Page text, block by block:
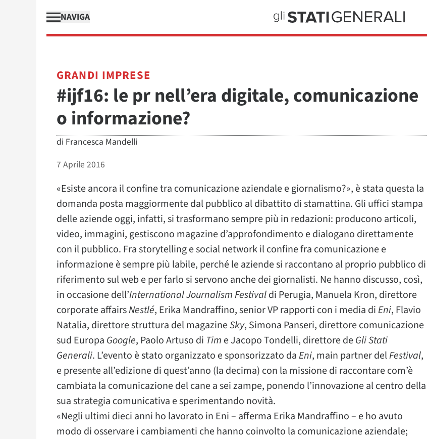
NAVIGA
GRANDI IMPRESE
#ijf16: le pr nell’era digitale, comunicazione
o informazione?
di Francesca Mandelli
7 Aprile 2016
«Esiste ancora il confine tra comunicazione aziendale e giornalismo?», è stata questa la
domanda posta maggiormente dal pubblico al dibattito di stamattina. Gli uffici stampa
delle aziende oggi, infatti, si trasformano sempre più in redazioni: producono articoli,
video, immagini, gestiscono magazine d’approfondimento e dialogano direttamente
con il pubblico. Fra storytelling e social network il confine fra comunicazione e
informazione è sempre più labile, perché le aziende si raccontano al proprio pubblico di
riferimento sul web e per farlo si servono anche dei giornalisti. Ne hanno discusso, così,
in occasione dell’International Journalism Festivaldi Perugia, Manuela Kron, direttore
corporate affairsNestlé, Erika Mandraffino, senior VP rapporti con i media diEni, Flavio
Natalia, direttore struttura del magazineSky, Simona Panseri, direttore comunicazione
sud Europa Google, Paolo Artuso di Tim e Jacopo Tondelli, direttore deGli Stati
Generali. L’evento è stato organizzato e sponsorizzato daEni, main partner delFestival,
e presente all’edizione di quest’anno (la decima) con la missione di raccontare com’è
cambiata la comunicazione del cane a sei zampe, ponendo l’innovazione al centro della
sua strategia comunicativa e sperimentando novità.
«Negli ultimi dieci anni ho lavorato in Eni – afferma Erika Mandraffino – e ho avuto
modo di osservare i cambiamenti che hanno coinvolto la comunicazione aziendale;